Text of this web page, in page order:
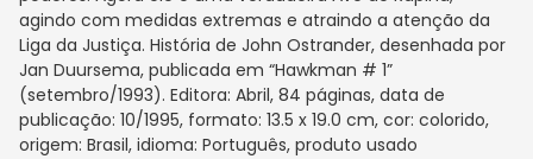
agindo com medidas extremas e atraindo a atenção da
Liga da Justiça. História de John Ostrander, desenhada por
Jan Duursema, publicada em “Hawkman # 1”
(setembro/1993). Editora: Abril, 84 páginas, data de
publicação: 10/1995, formato: 13.5 x 19.0 cm, cor: colorido,
origem: Brasil, idioma: Português, produto usado